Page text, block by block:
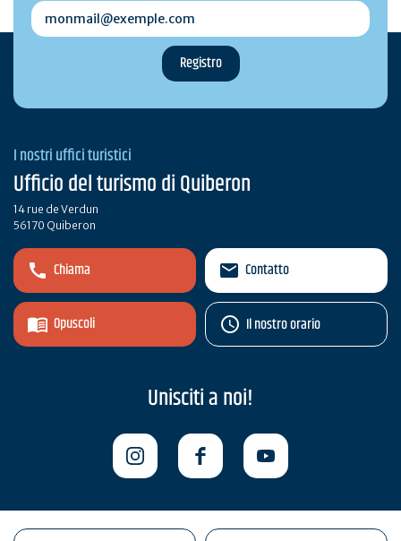
monmail@exemple.com
I nostri uffici turistici
Ufficio del turismo di Quiberon
14 rue de Verdun
56170 Quiberon
Chiama
Opuscoli
Contatto
Il nostro orario
Unisciti a noi!